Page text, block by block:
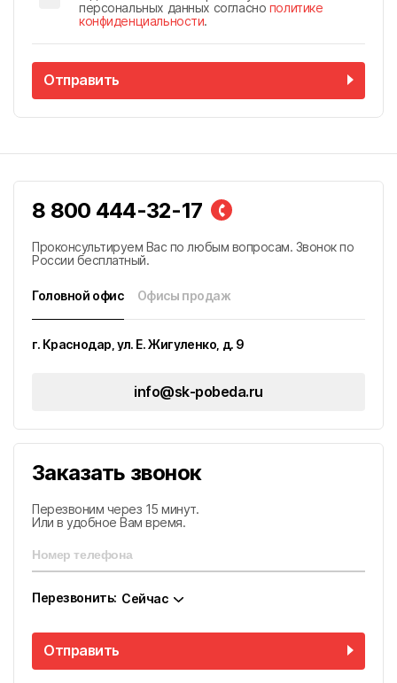
персональных данных согласно политике
конфиденциальности.
Отправить
8 800 444-32-17
Проконсультируем Вас по любым вопросам. Звонок по
России бесплатный.
Головной офис Офисы продаж
г. Краснодар, ул. Е. Жигуленко, д. 9
Округ Феодосия, пос. Приморский, ул. Керченская
info@sk-pobeda.ru
Заказать звонок
Перезвоним через 15 минут.
Или в удобное Вам время.
Перезвонить: Сейчас
Отправить